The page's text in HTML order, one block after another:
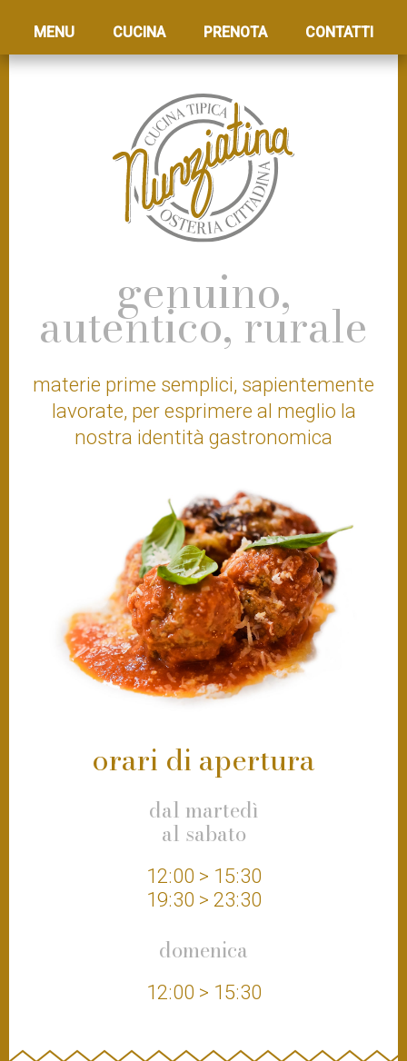
MENU CUCINA PRENOTA CONTATTI
genuino,
autentico, rurale
materie prime semplici, sapientemente
lavorate, per esprimere al meglio la
nostra identità gastronomica
orari di apertura
dal martedì
al sabato
12:00 > 15:30
19:30 > 23:30
domenica
12:00 > 15:30